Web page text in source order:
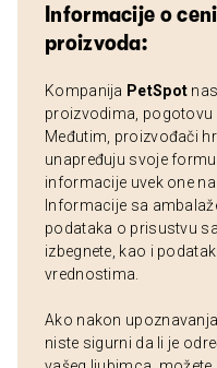
Informacije o
proizvoda:
Kompanija PetSpot
proizvodima, pogotovu
Međutim, proizvođači
unapređuju svoje
informacije uvek one
Informacije sa
podataka o prisustvu
izbegnete, kao i
vrednostima.
Ako nakon
niste sigurni da li je